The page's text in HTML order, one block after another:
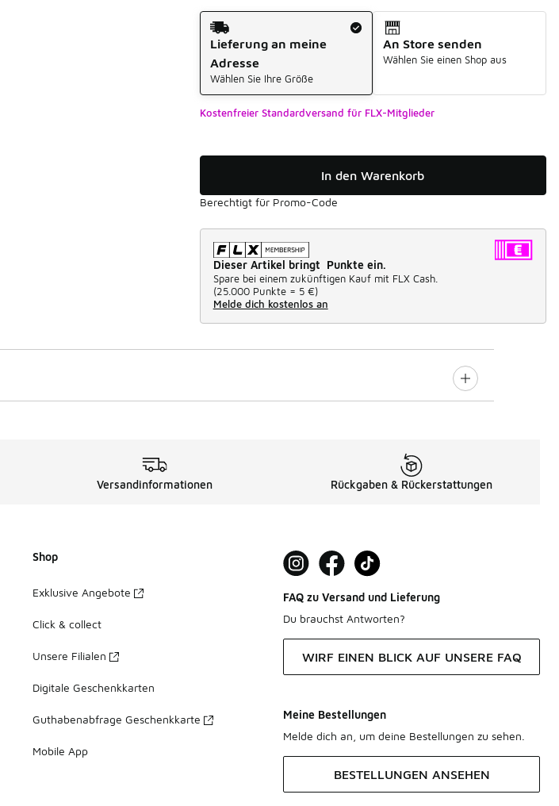
Versandart
Lieferung an meine
Adresse
Wählen Sie Ihre Größe
An Store senden
Wählen Sie einen Shop aus
Kostenfreier Standardversand für FLX-Mitglieder
In den Warenkorb
Berechtigt für Promo-Code
Dieser Artikel bringt Punkte ein.
Spare bei einem zukünftigen Kauf mit FLX Cash.
(25.000 Punkte = 5 €)
Melde dich kostenlos an
Versandinformationen Rückgaben & Rückerstattungen
Shop
Exklusive Angebote
Click & collect
Unsere Filialen
Digitale Geschenkkarten
Guthabenabfrage Geschenkkarte
Mobile App
FAQ zu Versand und Lieferung
Du brauchst Antworten?
WIRF EINEN BLICK AUF UNSERE FAQ
Meine Bestellungen
Melde dich an, um deine Bestellungen zu sehen.
BESTELLUNGEN ANSEHEN